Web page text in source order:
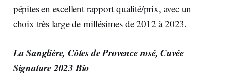
pépites en excellent rapport qualité/prix, avec un
choix très large de millésimes de 2012 à 2023.
La Sanglière, Côtes de Provence rosé, Cuvée
Signature 2023 Bio